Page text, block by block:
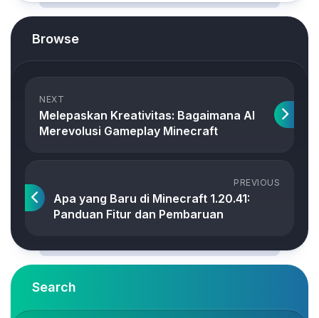
Browse
NEXT
Melepaskan Kreativitas: Bagaimana AI
Merevolusi Gameplay Minecraft
PREVIOUS
Apa yang Baru di Minecraft 1.20.41:
Panduan Fitur dan Pembaruan
Search